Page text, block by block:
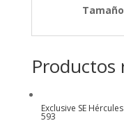
Tamaño
Productos
Exclusive SE
593